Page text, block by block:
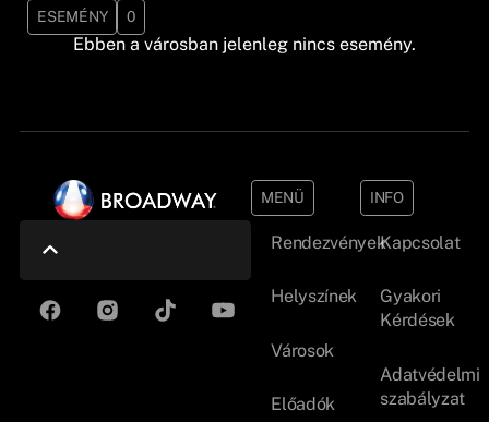
ESEMÉNY 0
Ebben a városban jelenleg nincs esemény.
MENÜ
Rendezvények
Helyszínek
Városok
Előadók
INFO
Kapcsolat
Gyakori
Kérdések
Adatvédelmi
szabályzat